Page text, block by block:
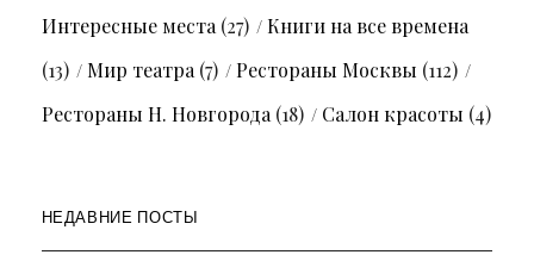
Интересные места(27)
Книги на все времена
(13)
Мир театра(7) Рестораны Москвы (112)
Рестораны Н. Новгорода(18) Салон красоты (4)
НЕДАВНИЕ ПОСТЫ